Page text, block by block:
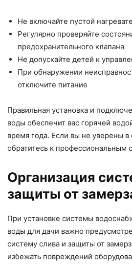
Не включайте пустой
Регулярно проверяйте
предохранительного клапана
Не допускайте детей к
При обнаружении
отключите питание
Правильная установка и
воды обеспечит вас горячей
время года. Если вы не уверены в
обратитесь к профессиональным
Организация
защиты от
При установке системы
воды для дачи важно
систему слива и защиты от
избежать повреждений